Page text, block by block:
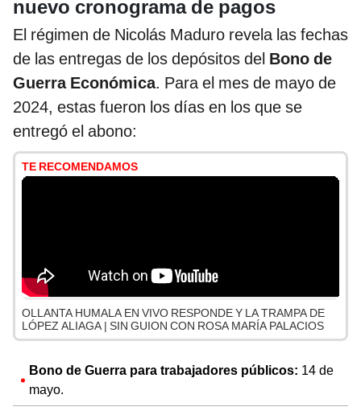
nuevo cronograma de pagos
El régimen de Nicolás Maduro revela las fechas
de las entregas de los depósitos del Bono de
Guerra Económica. Para el mes de mayo de
2024, estas fueron los días en los que se
entregó el abono:
TE RECOMENDAMOS
OLLANTA HUMALA EN VIVO RESPONDE Y LA TRAMPA DE
LÓPEZ ALIAGA | SIN GUION CON ROSA MARÍA PALACIOS
Bono de Guerra para trabajadores públicos: 14 de
mayo.